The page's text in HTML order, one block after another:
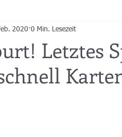
Letztes
2020 0 Min. Lesezeit